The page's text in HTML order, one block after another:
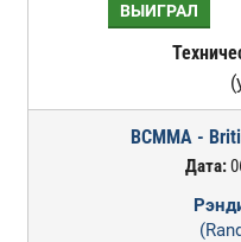
ВЫИГРАЛ
BCMMA -
Дата: